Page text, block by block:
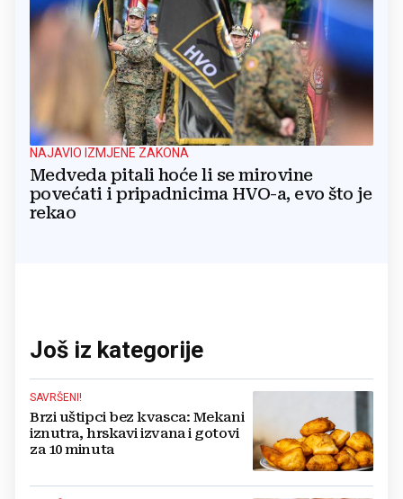
NAJAVIO IZMJENE ZAKONA
Medveda pitali hoće li se mirovine
povećati i pripadnicima HVO-a, evo što je
rekao
Još iz kategorije
SAVRŠENI!
Brzi uštipci bez kvasca: Mekani
iznutra, hrskavi izvana i gotovi
za 10 minuta